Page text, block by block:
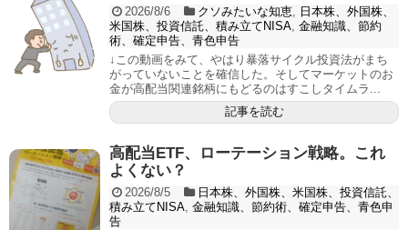
2026/8/6 クソみたいな知恵, 日本株、外国株、
米国株、投資信託、積み立てNISA, 金融知識、節約
術、確定申告、青色申告
↓この動画をみて、やはり暴落サイクル投資法がまち
がっていないことを確信した。そしてマーケットのお
金が高配当関連銘柄にもどるのはすこしタイムラ...
記事を読む
高配当ETF、ローテーション戦略。これ
よくない？
2026/8/5
日本株、外国株、米国株、投資信託、
積み立てNISA, 金融知識、節約術、確定申告、青色申
告